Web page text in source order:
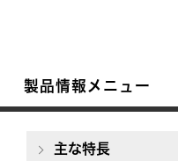
製品情報メニュー
主な特長